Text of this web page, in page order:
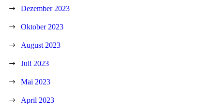
Dezember 2023
Oktober 2023
August 2023
Juli 2023
Mai 2023
April 2023